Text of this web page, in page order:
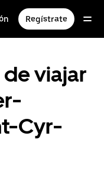
Regístrate
viajar
Cyr-